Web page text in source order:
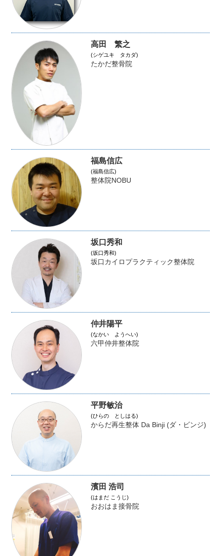
高田 繁之
(シゲユキ タカダ)
たかだ整骨院
福島信広
(福島信広)
整体院NOBU
坂口秀和
(坂口秀和)
坂口カイロプラクティック整体院
仲井陽平
(なかい ようへい)
六甲仲井整体院
平野敏治
(ひらの としはる)
からだ再生整体 Da Binji (ダ・ビンジ)
濱田 浩司
(はまだ こうじ)
おおはま接骨院